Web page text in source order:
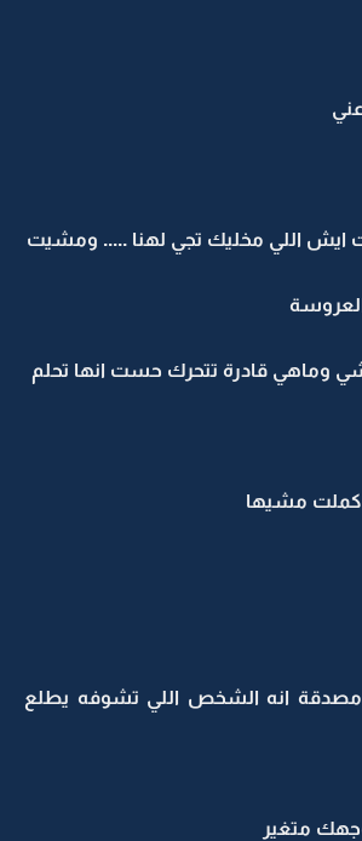
ايش اللي مخليك تجي لهنا ..... ومشيت
العروسة
وماهي قادرة تتحرك حست انها تحلم
مشيها
انه الشخص اللي تشوفه يطلع
متغير